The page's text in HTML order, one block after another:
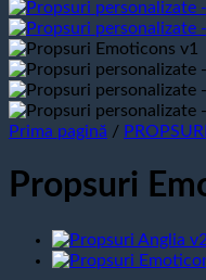
Prima pagină / PROPSURI
Propsuri